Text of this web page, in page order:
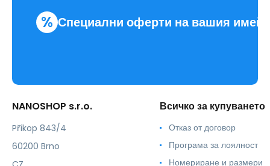
% Специални оферти на вашия
NANOSHOP s.r.o.
Příkop 843/4
60200 Brno
Всичко за купуването
Отказ от договор
Програма за лоялност
Номериране и размери